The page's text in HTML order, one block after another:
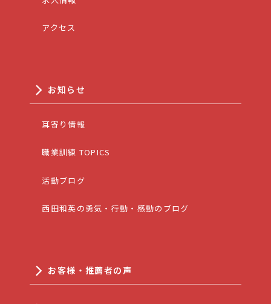
アクセス
お知らせ
耳寄り情報
職業訓練 TOPICS
活動ブログ
西田和英の勇気・行動・感動のブログ
お客様・推薦者の声